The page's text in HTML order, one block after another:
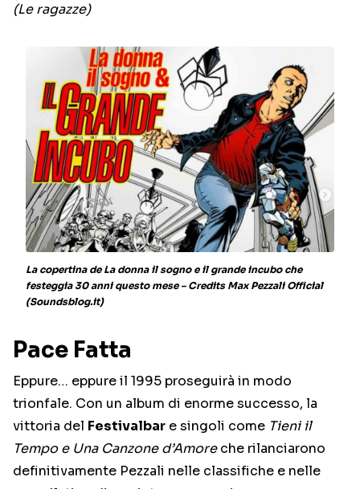
(Le ragazze)
La copertina de La donna il sogno e il grande incubo che
festeggia 30 anni questo mese – Credits Max Pezzali Official
(Soundsblog.it)
Pace Fatta
Eppure… eppure il 1995 proseguirà in modo
trionfale. Con un album di enorme successo, la
vittoria del Festivalbar e singoli come Tieni il
Tempo e Una Canzone d’Amoreche rilanciarono
definitivamente Pezzali nelle classifiche e nelle